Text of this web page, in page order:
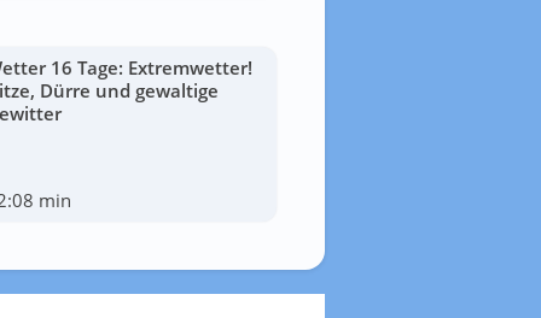
16 Tage: Extremwetter!
Dürre und gewaltige
min